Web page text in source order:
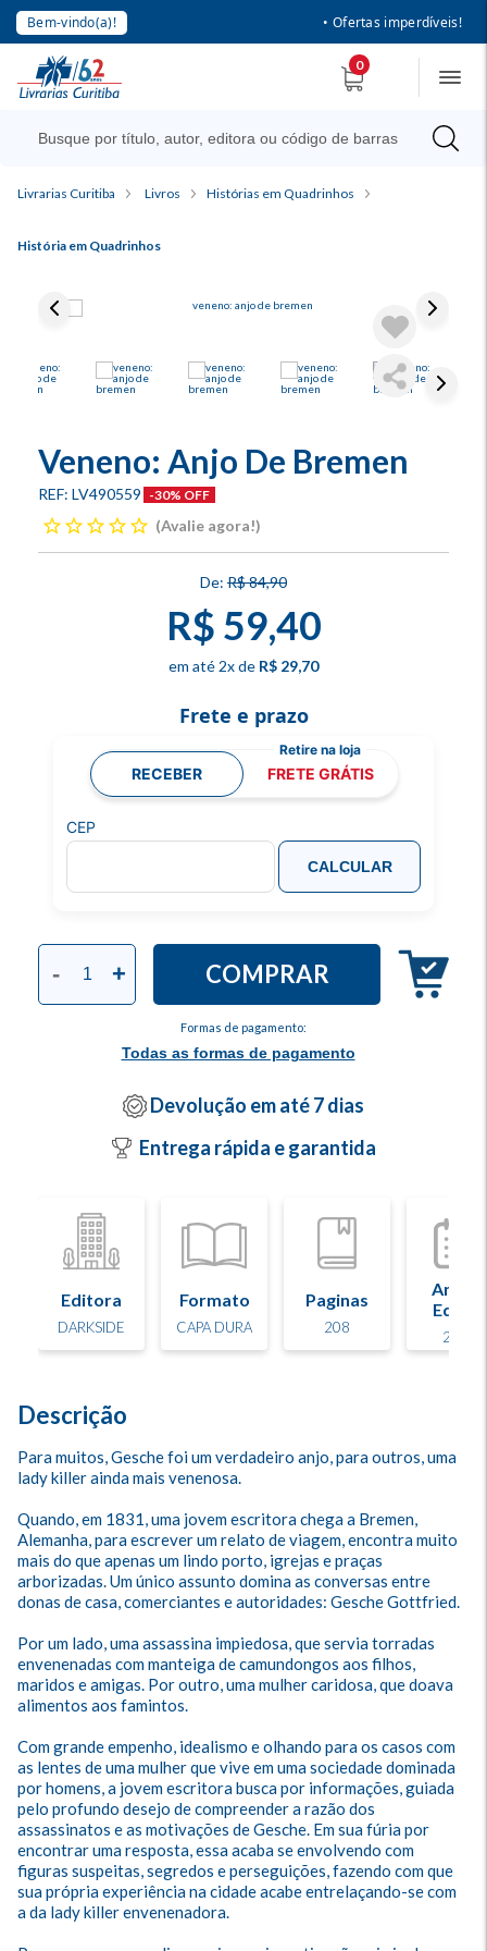
Bem-vindo(a)! • Ofertas imperdíveis!
0
Livrarias Curitiba Livros Histórias em Quadrinhos
História em Quadrinhos
Veneno: Anjo De Bremen
LV490559 -30% OFF
Avalie agora!
R$ 84,90
R$ 59,40
2x R$ 29,70
Formas de pagamento:
Todas as formas de pagamento
- + COMPRAR
Frete e prazo
RECEBER FRETE GRÁTIS
CEP
CALCULAR
Devolução em até 7 dias
Entrega rápida e garantida
Editora
DARKSIDE
Formato
CAPA DURA
Paginas
208
Ano de
Edição
2022
Descrição
Para muitos, Gesche foi um verdadeiro anjo, para outros, uma
lady killer ainda mais venenosa.
Quando, em 1831, uma jovem escritora chega a Bremen,
Alemanha, para escrever um relato de viagem, encontra muito
mais do que apenas um lindo porto, igrejas e praças
arborizadas. Um único assunto domina as conversas entre
donas de casa, comerciantes e autoridades: Gesche Gottfried.
Por um lado, uma assassina impiedosa, que servia torradas
envenenadas com manteiga de camundongos aos filhos,
maridos e amigas. Por outro, uma mulher caridosa, que doava
alimentos aos famintos.
Com grande empenho, idealismo e olhando para os casos com
as lentes de uma mulher que vive em uma sociedade dominada
por homens, a jovem escritora busca por informações, guiada
pelo profundo desejo de compreender a razão dos
assassinatos e as motivações de Gesche. Em sua fúria por
encontrar uma resposta, essa acaba se envolvendo com
figuras suspeitas, segredos e perseguições, fazendo com que
sua própria experiência na cidade acabe entrelaçando-se com
a da lady killer envenenadora.